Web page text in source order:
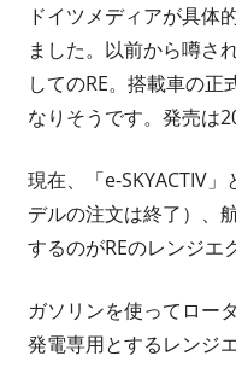
ドイツメディアが具体
ました。以前から噂さ
してのRE。搭載車の正
なりそうです。発売は
現在、「e-SKYACTIV
デルの注文は終了）、
するのがREのレンジエ
ガソリンを使ってロー
発電専用とするレンジ